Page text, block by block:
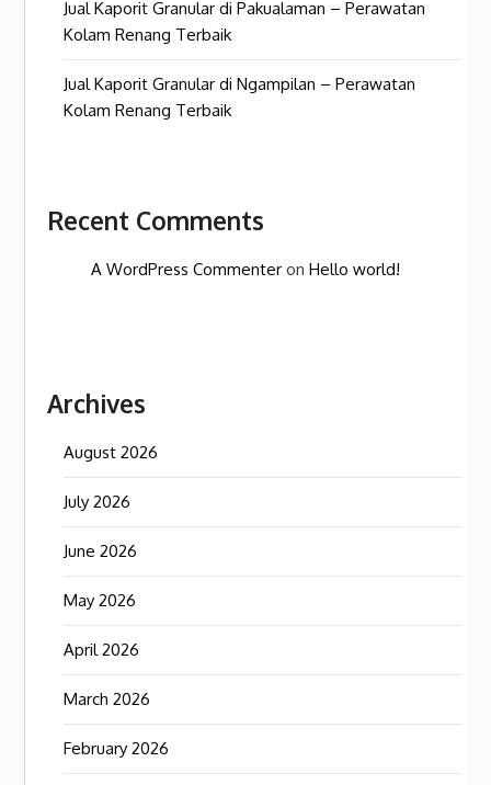
Jual Kaporit Granular di Pakualaman – Perawatan
Kolam Renang Terbaik
Jual Kaporit Granular di Ngampilan – Perawatan
Kolam Renang Terbaik
Recent Comments
A WordPress Commenter onHello world!
Archives
August 2026
July 2026
June 2026
May 2026
April 2026
March 2026
February 2026